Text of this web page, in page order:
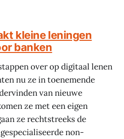
kleine leningen
banken
over op digitaal lenen
nu ze in toenemende
van nieuwe
ze met een eigen
ze rechtstreeks de
non-